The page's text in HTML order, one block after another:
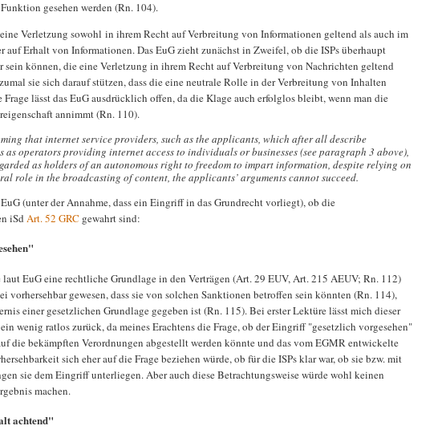
gesehen werden (Rn. 104).
Verletzung sowohl in ihrem Recht auf Verbreitung von Informationen geltend als auch im
auf Erhalt von Informationen. Das EuG zieht zunächst in Zweifel, ob die ISPs überhaupt
sein können, die eine Verletzung in ihrem Recht auf Verbreitung von Nachrichten geltend
sie sich darauf stützen, dass die eine neutrale Rolle in der Verbreitung von Inhalten
Frage lässt das EuG ausdrücklich offen, da die Klage auch erfolglos bleibt, wenn man die
annimmt (Rn. 110).
that internet service providers, such as the applicants, which after all describe
as operators providing internet access to individuals or businesses (see paragraph 3 above),
as holders of an autonomous right to freedom to impart information, despite relying on
role in the broadcasting of content, the applicants’ arguments cannot succeed.
(unter der Annahme, dass ein Eingriff in das Grundrecht vorliegt), ob die
iSd Art. 52 GRC gewahrt sind:
EuG eine rechtliche Grundlage in den Verträgen (Art. 29 EUV, Art. 215 AEUV; Rn. 112)
vorhersehbar gewesen, dass sie von solchen Sanktionen betroffen sein könnten (Rn. 114),
einer gesetzlichen Grundlage gegeben ist (Rn. 115). Bei erster Lektüre lässt mich dieser
wenig ratlos zurück, da meines Erachtens die Frage, ob der Eingriff "gesetzlich vorgesehen"
die bekämpften Verordnungen abgestellt werden könnte und das vom EGMR entwickelte
sich eher auf die Frage beziehen würde, ob für die ISPs klar war, ob sie bzw. mit
sie dem Eingriff unterliegen. Aber auch diese Betrachtungsweise würde wohl keinen
machen.
achtend"